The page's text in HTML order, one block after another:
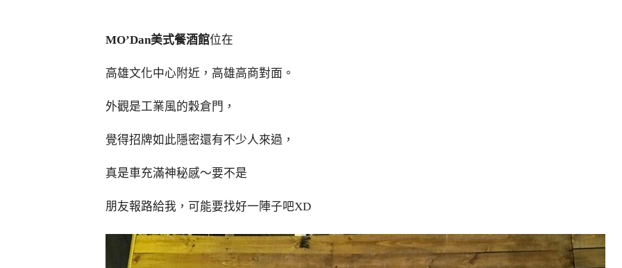
MO’Dan美式餐酒館位在
高雄文化中心附近，高雄高商對面。
外觀是工業風的穀倉門，
覺得招牌如此隱密還有不少人來過，
真是車充滿神秘感～要不是
朋友報路給我，可能要找好一陣子吧XD